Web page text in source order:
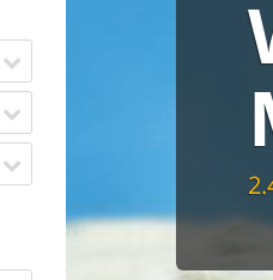
Klimaanlage
Ladestation für Elektroauto
Klimafreundlich